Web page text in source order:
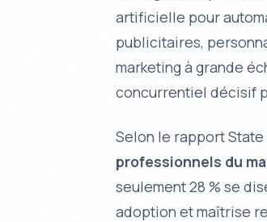
artificielle pour
publicitaires,
marketing à grande
concurrentiel décisif
Selon le rapport
professionnels du
seulement 28 % se
adoption et maîtrise